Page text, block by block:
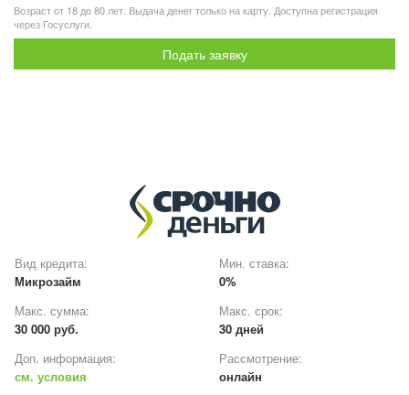
Возраст от 18 до 80 лет. Выдача денег только на карту. Доступна регистрация
через Госуслуги.
Подать заявку
Вид кредита:
Микрозайм
Мин. ставка:
0%
Макс. сумма:
30 000 руб.
Макс. срок:
30 дней
Доп. информация:
см. условия
Рассмотрение:
онлайн